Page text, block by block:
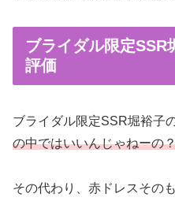
ブライダル限定SSR
評価
ブライダル限定SSR堀裕子
の中ではいいんじゃねーの
その代わり、赤ドレスその